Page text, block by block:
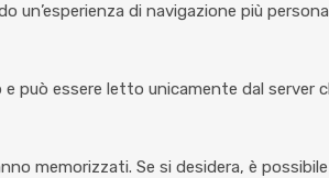
di navigazione più
può essere letto unicamente dal server
memorizzati. Se si desidera, è